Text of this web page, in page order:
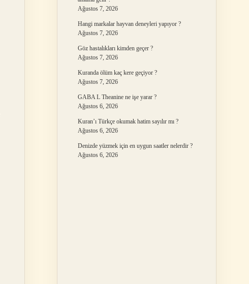
Ağustos 7, 2026
Hangi markalar hayvan deneyleri yapıyor ?
Ağustos 7, 2026
Göz hastalıkları kimden geçer ?
Ağustos 7, 2026
Kuranda ölüm kaç kere geçiyor ?
Ağustos 7, 2026
GABA L Theanine ne işe yarar ?
Ağustos 6, 2026
Kuran’ı Türkçe okumak hatim sayılır mı ?
Ağustos 6, 2026
Denizde yüzmek için en uygun saatler nelerdir ?
Ağustos 6, 2026